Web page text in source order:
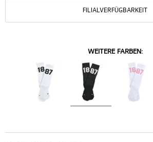
FILIALVERFÜGBARKEIT
WEITERE FARBEN: